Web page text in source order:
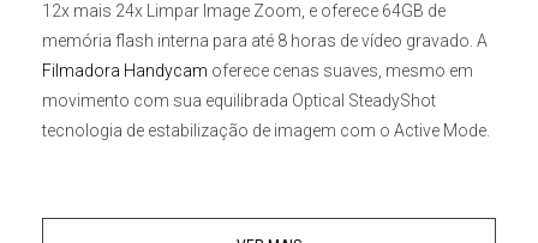
12x mais 24x Limpar Image Zoom, e oferece 64GB de
memória flash interna para até 8 horas de vídeo gravado. A
Filmadora Handycam oferece cenas suaves, mesmo em
movimento com sua equilibrada Optical SteadyShot
tecnologia de estabilização de imagem com o Active Mode.
suporte a NFC permite que você use o seu smartphone ou